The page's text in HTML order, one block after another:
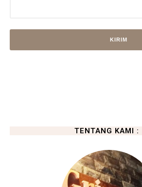
TENTANG KAMI :